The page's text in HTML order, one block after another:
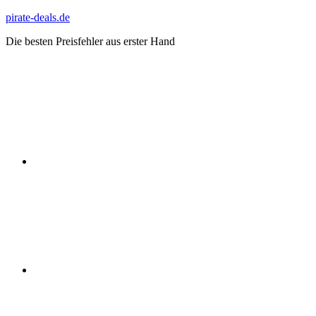
Zum
springen
pirate-deals.de
Die besten Preisfehler aus erster Hand